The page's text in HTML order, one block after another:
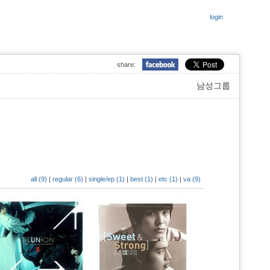
login
share:
남성그룹
all (9) | regular (6) | single/ep (1) | best (1) | etc (1) | va (9)